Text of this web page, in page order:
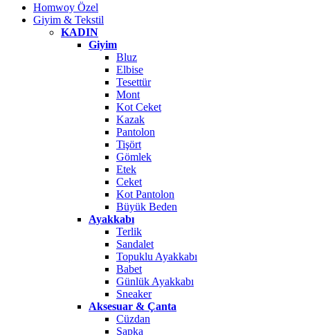
Homwoy Özel
Giyim & Tekstil
KADIN
Giyim
Bluz
Elbise
Tesettür
Mont
Kot Ceket
Kazak
Pantolon
Tişört
Gömlek
Etek
Ceket
Kot Pantolon
Büyük Beden
Ayakkabı
Terlik
Sandalet
Topuklu Ayakkabı
Babet
Günlük Ayakkabı
Sneaker
Aksesuar & Çanta
Cüzdan
Şapka